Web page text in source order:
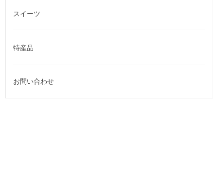
スイーツ
特産品
お問い合わせ